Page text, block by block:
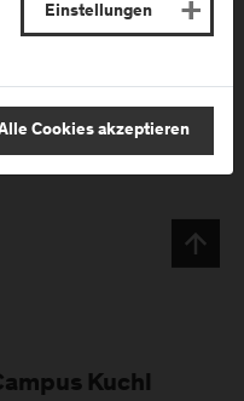
Kuchl
Einstellungen
Cookies akzeptieren